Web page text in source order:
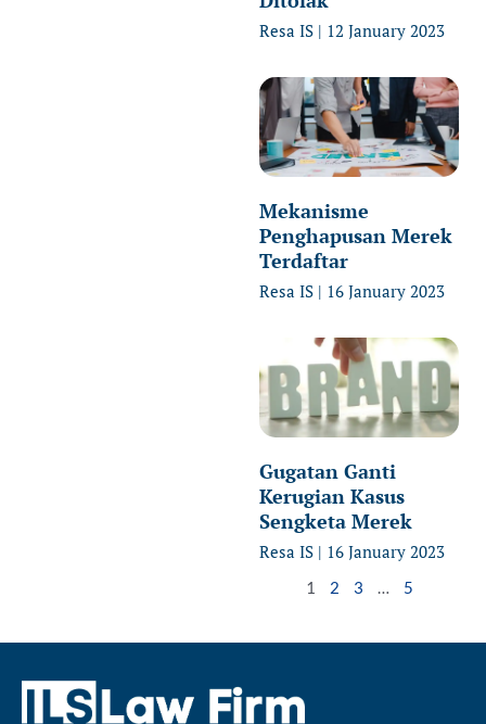
Resa IS 12 January 2023
Mekanisme
Penghapusan Merek
Terdaftar
Resa IS 16 January 2023
Gugatan Ganti
Kerugian Kasus
Sengketa Merek
Resa IS 16 January 2023
1 2 3 … 5